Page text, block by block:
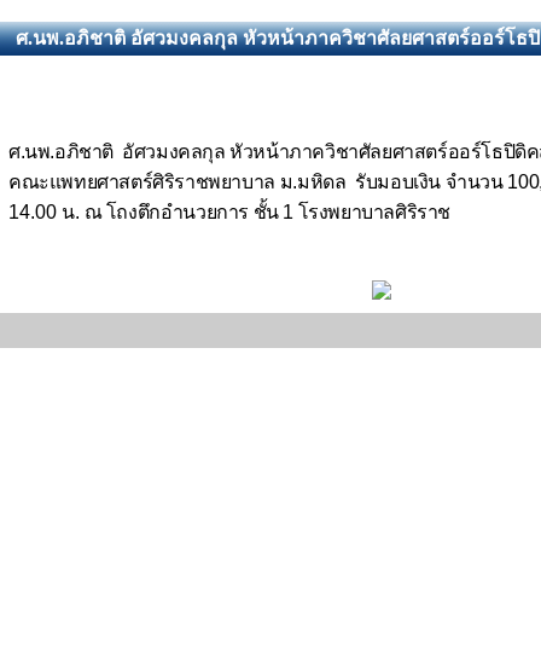
ศ.นพ.อภิชาติ อัศวมงคลกุล หัวหน้าภาควิชาศัลยศาสตร์ออร์โธ
ศ.นพ.อภิชาติ อัศวมงคลกุล หัวหน้าภาควิชาศัลยศาสตร์ออร์โธปิดิ
คณะแพทยศาสตร์ศิริราชพยาบาล ม.มหิดล รับมอบเงิน จำนวน 100
14.00 น. ณ โถงตึกอำนวยการ ชั้น 1 โรงพยาบาลศิริราช